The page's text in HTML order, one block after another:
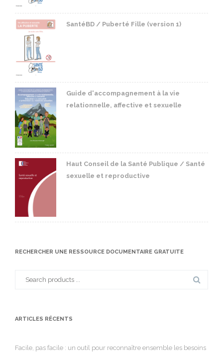
SantéBD / Puberté Fille (version 1)
Guide d'accompagnement à la vie
relationnelle, affective et sexuelle
Haut Conseil de la Santé Publique / Santé
sexuelle et reproductive
RECHERCHER UNE RESSOURCE DOCUMENTAIRE GRATUITE
ARTICLES RÉCENTS
Facile, pas facile : un outil pour reconnaître ensemble les besoins